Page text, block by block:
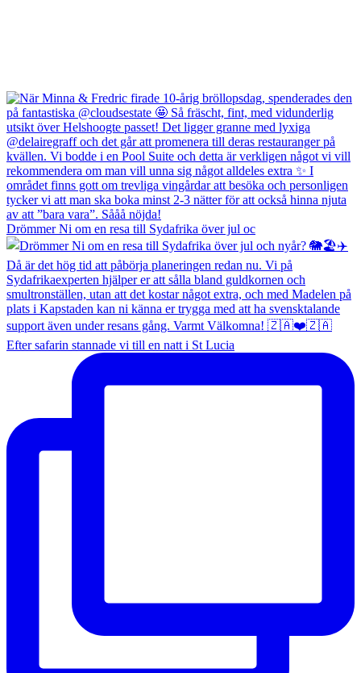
Drömmer Ni om en resa till Sydafrika över jul oc
Efter safarin stannade vi till en natt i St Lucia